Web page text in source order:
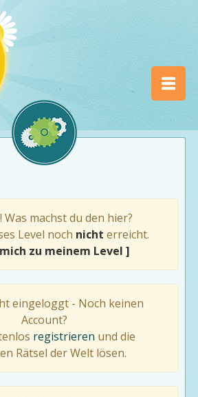
Was machst du den hier?
Level noch nicht erreicht.
zu meinem Level ]
eingeloggt - Noch keinen
Account?
registrieren und die
Rätsel der Welt lösen.